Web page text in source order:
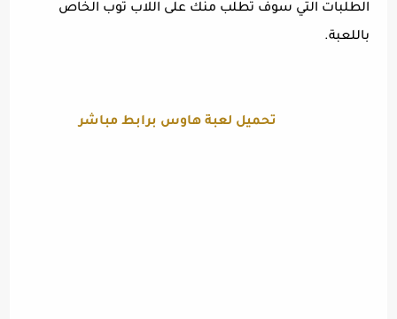
الطلبات التي سوف تطلب منك على اللاب توب الخاص
باللعبة.
تحميل لعبة هاوس برابط مباشر